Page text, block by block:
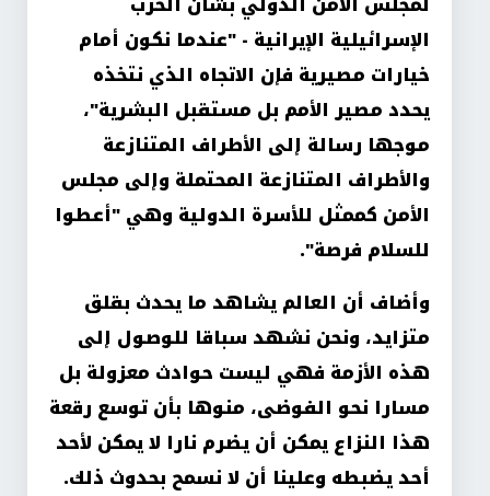
الإسرائيلية الإيرانية - "عندما نكون أمام
خيارات مصيرية فإن الاتجاه الذي نتخذه
يحدد مصير الأمم بل مستقبل البشرية"،
موجها رسالة إلى الأطراف المتنازعة
والأطراف المتنازعة المحتملة وإلى مجلس
الأمن كممثل للأسرة الدولية وهي "أعطوا
للسلام فرصة".
وأضاف أن العالم يشاهد ما يحدث بقلق
متزايد، ونحن نشهد سباقا للوصول إلى
هذه الأزمة فهي ليست حوادث معزولة بل
مسارا نحو الفوضى، منوها بأن توسع رقعة
هذا النزاع يمكن أن يضرم نارا لا يمكن لأحد
أحد يضبطه وعلينا أن لا نسمح بحدوث ذلك.